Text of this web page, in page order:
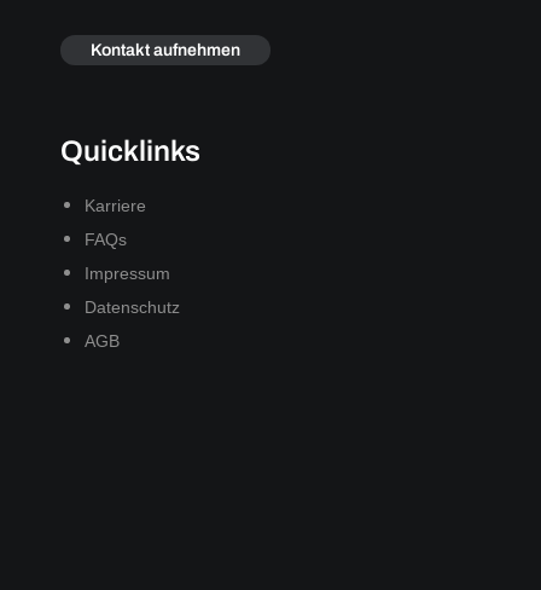
Kontakt aufnehmen
Quicklinks
Karriere
FAQs
Impressum
Datenschutz
AGB